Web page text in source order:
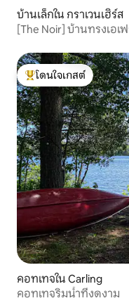
บ้านเล็กใน กราเวนเฮิร์ส
[The Noir] บ้านทรงเอ
โดนใจเกสต์ที่สุด
โดนใจเกสต์
คอทเทจใน Carling
คอทเทจริมน้ำที่งดงาม